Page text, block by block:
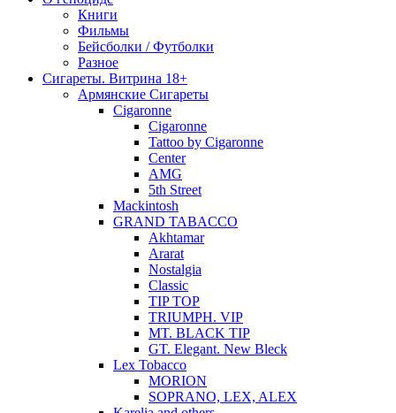
Книги
Фильмы
Бейсболки / Футболки
Разное
Сигареты. Витрина 18+
Армянские Сигареты
Cigaronne
Cigaronne
Tattoo by Cigaronne
Center
AMG
5th Street
Mackintosh
GRAND TABACCO
Akhtamar
Ararat
Nostalgia
Classic
TIP TOP
TRIUMPH. VIP
MT. BLACK TIP
GT. Elegant. New Bleck
Lex Tobacco
MORION
SOPRANO, LEX, ALEX